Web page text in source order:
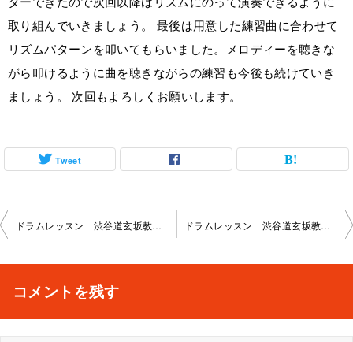
取り組んでいきましょう。 最後は用意した練習曲に合わせて
リズムパターンを叩いてもらいました。メロディーを聴きな
がら叩けるように曲を聴きながらの練習も今後も続けていき
ましょう。 次回もよろしくお願いします。
Tweet
投
ビ
ドラムレッスン 渋谷道玄坂教室 2023-9-30-no-0042-1121 ドラムレッスン 渋谷道玄坂教室 2023-10-18-no-0042-1135
コメントを残す